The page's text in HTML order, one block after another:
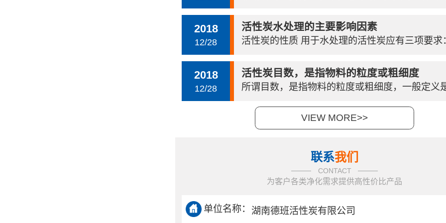
2018
12/28
活性炭水处理的主要影响因素
活性炭的性质 用于水处理的活性炭应有三项要求
2018
12/28
活性炭目数，是指物料的粒度或粗细度
所谓目数，是指物料的粒度或粗细度，一般定义
VIEW MORE>>
联系我们
CONTACT
为客户各类净化需求提供高性价比产品
单位名称： 湖南德班活性炭有限公司